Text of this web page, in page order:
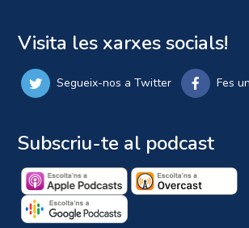
Visita les xarxes socials!
Segueix-nos a Twitter Fes
Subscriu-te al podcast